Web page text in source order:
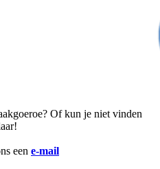
Of kun je niet vinden
een e-mail